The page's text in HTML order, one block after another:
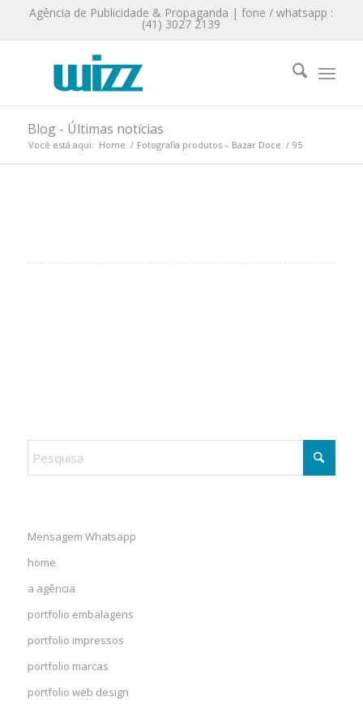
Agência de Publicidade & Propaganda | fone / whatsapp :
(41) 3027 2139
Blog - Últimas notícias
Você está aqui: Home / Fotografia produtos – Bazar Doce / 95
Mensagem Whatsapp
home
a agência
portfolio embalagens
portfolio impressos
portfolio marcas
portfolio web design